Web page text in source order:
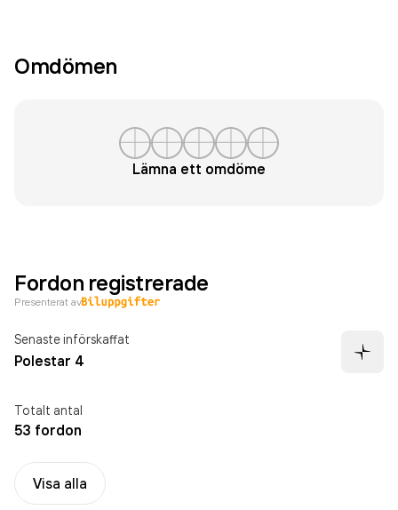
Omdömen
Lämna ett omdöme
Fordon registrerade
Presenterat av
Senaste införskaffat
Polestar 4
Totalt antal
53 fordon
Visa alla